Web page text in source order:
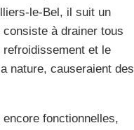
le-Bel, il suit un
à drainer tous
refroidissement et le
nature, causeraient des
fonctionnelles,